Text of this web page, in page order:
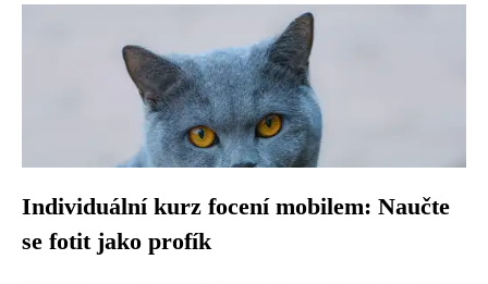
Individuální kurz focení mobilem: Naučte
se fotit jako profík